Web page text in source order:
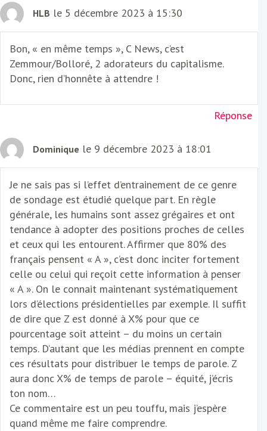
HLB le 5 décembre 2023 à 15:30
Bon, « en même temps », C News, c’est
Zemmour/Bolloré, 2 adorateurs du capitalisme.
Donc, rien d’honnête à attendre !
Réponse
Dominique le 9 décembre 2023 à 18:01
Je ne sais pas si l’effet d’entrainement de ce genre
de sondage est étudié quelque part. En règle
générale, les humains sont assez grégaires et ont
tendance à adopter des positions proches de celles
et ceux qui les entourent. Affirmer que 80% des
français pensent « A », c’est donc inciter fortement
celle ou celui qui reçoit cette information à penser
« A ». On le connait maintenant systématiquement
lors d’élections présidentielles par exemple. Il suffit
de dire que Z est donné à X% pour que ce
pourcentage soit atteint – du moins un certain
temps. D’autant que les médias prennent en compte
ces résultats pour distribuer le temps de parole. Z
aura donc X% de temps de parole – équité, j’écris
ton nom…
Ce commentaire est un peu touffu, mais j’espère
quand même me faire comprendre.